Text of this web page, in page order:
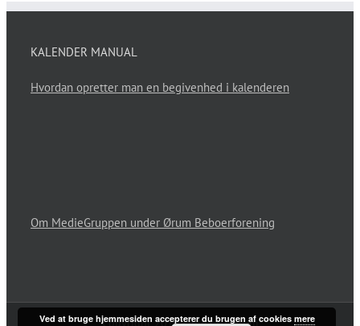
KALENDER MANUAL
Hvordan opretter man en begivenhed i kalenderen
Om MedieGruppen under Ørum Beboerforening
Copyright 2017 - Alle os I Ørum
Ved at bruge hjemmesiden accepterer du brugen af cookies mere